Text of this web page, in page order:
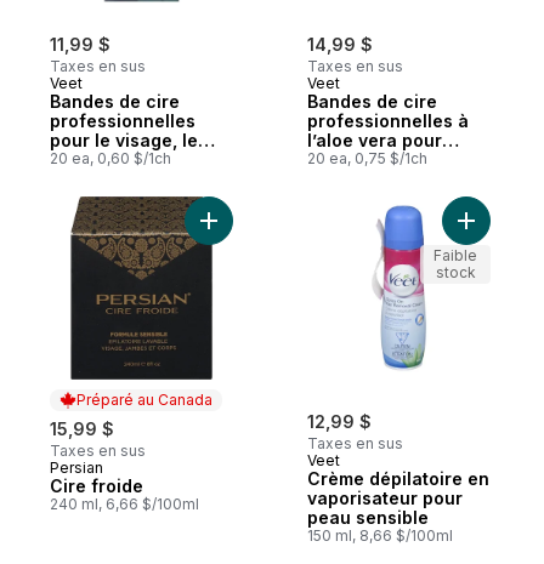
11,99 $
Taxes en sus
Veet
Bandes de cire
professionnelles
pour le visage, le
bikini et les aisselles
20 ea, 0,60 $/1ch
14,99 $
Taxes en sus
Veet
Bandes de cire
professionnelles à
l’aloe vera pour
jambes et corps,
20 ea, 0,75 $/1ch
Préparé au Canada
15,99 $
Taxes en sus
Préparé au Canada
Persian
Cire froide
240 ml, 6,66 $/100ml
Ajouter Cire froide au panier
12,99 $
Taxes en sus
Veet
Crème dépilatoire en
vaporisateur pour
peau sensible
150 ml, 8,66 $/100ml
Ajouter
Faible
stock